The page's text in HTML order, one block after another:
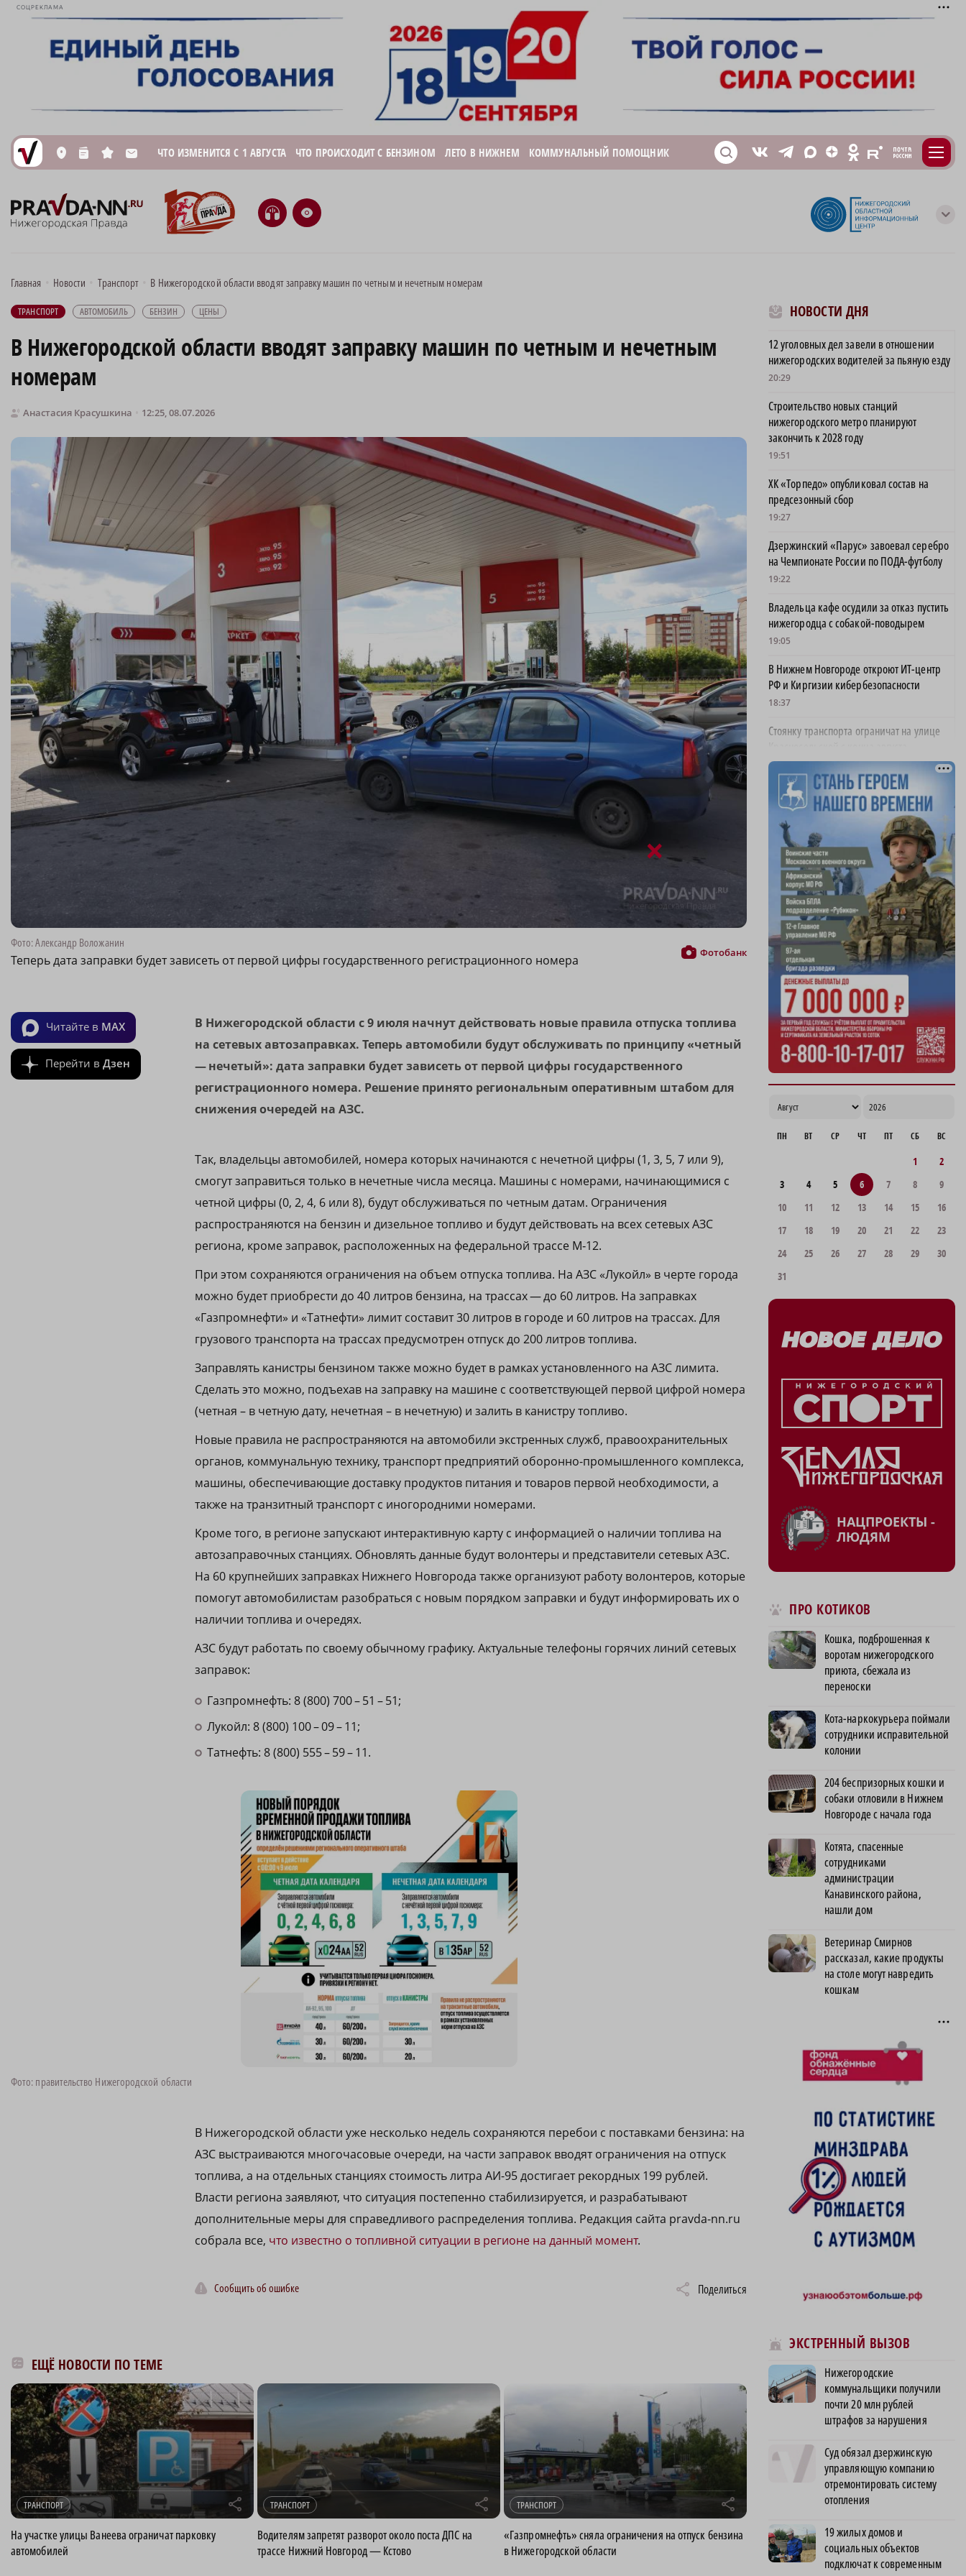
СОЦРЕКЛАМА
L n s M ЧТО ИЗМЕНИТСЯ С 1 АВГУСТА ЧТО ПРОИСХОДИТ С БЕНЗИНОМ ЛЕТО В НИЖНЕМ КОММУНАЛЬНЫЙ ПОМОЩНИК S V T X Z O E m
H e с
Главная Новости Транспорт В Нижегородской области вводят заправку машин по четным и нечетным номерам
ТРАНСПОРТ АВТОМОБИЛЬ БЕНЗИН ЦЕНЫ
В Нижегородской области вводят заправку машин по четным и нечетным
номерам
Анастасия Красушкина 12:25, 08.07.2026
Фото: Александр Воложанин
Теперь дата заправки будет зависеть от первой цифры государственного регистрационного номера Фотобанк
Читайте в MAX
Перейти в Дзен
В Нижегородской области с 9 июля начнут действовать новые правила отпуска топлива
на сетевых автозаправках. Теперь автомобили будут обслуживать по принципу «четный
— нечетый»: дата заправки будет зависеть от первой цифры государственного
регистрационного номера. Решение принято региональным оперативным штабом для
снижения очередей на АЗС.
Так, владельцы автомобилей, номера которых начинаются с нечетной цифры (1, 3, 5, 7 или 9),
смогут заправиться только в нечетные числа месяца. Машины с номерами, начинающимися с
четной цифры (0, 2, 4, 6 или 8), будут обслуживаться по четным датам. Ограничения
распространяются на бензин и дизельное топливо и будут действовать на всех сетевых АЗС
региона, кроме заправок, расположенных на федеральной трассе М‑12.
При этом сохраняются ограничения на объем отпуска топлива. На АЗС «Лукойл» в черте города
можно будет приобрести до 40 литров бензина, на трассах — до 60 литров. На заправках
«Газпромнефти» и «Татнефти» лимит составит 30 литров в городе и 60 литров на трассах. Для
грузового транспорта на трассах предусмотрен отпуск до 200 литров топлива.
Заправлять канистры бензином также можно будет в рамках установленного на АЗС лимита.
Сделать это можно, подъехав на заправку на машине с соответствующей первой цифрой номера
(четная – в четную дату, нечетная – в нечетную) и залить в канистру топливо.
Новые правила не распространяются на автомобили экстренных служб, правоохранительных
органов, коммунальную технику, транспорт предприятий оборонно-промышленного комплекса,
машины, обеспечивающие доставку продуктов питания и товаров первой необходимости, а
также на транзитный транспорт с иногородними номерами.
Кроме того, в регионе запускают интерактивную карту с информацией о наличии топлива на
автозаправочных станциях. Обновлять данные будут волонтеры и представители сетевых АЗС.
На 60 крупнейших заправках Нижнего Новгорода также организуют работу волонтеров, которые
помогут автомобилистам разобраться с новым порядком заправки и будут информировать их о
наличии топлива и очередях.
АЗС будут работать по своему обычному графику. Актуальные телефоны горячих линий сетевых
заправок:
Газпромнефть: 8 (800) 700 – 51 – 51;
Лукойл: 8 (800) 100 – 09 – 11;
Татнефть: 8 (800) 555 – 59 – 11.
Фото: правительство Нижегородской области
В Нижегородской области уже несколько недель сохраняются перебои с поставками бензина: на
АЗС выстраиваются многочасовые очереди, на части заправок вводят ограничения на отпуск
топлива, а на отдельных станциях стоимость литра АИ-95 достигает рекордных 199 рублей.
Власти региона заявляют, что ситуация постепенно стабилизируется, и разрабатывают
дополнительные меры для справедливого распределения топлива. Редакция сайта pravda-nn.ru
собрала все, что известно о топливной ситуации в регионе на данный момент.
Сообщить об ошибке Поделиться
ЕЩЁ НОВОСТИ ПО ТЕМЕ
ТРАНСПОРТ r
На участке улицы Ванеева ограничат парковку
автомобилей
ТРАНСПОРТ r
Водителям запретят разворот около поста ДПС на
трассе Нижний Новгород — Кстово
ТРАНСПОРТ r
«Газпромнефть» сняла ограничения на отпуск бензина
в Нижегородской области
×
НОВОСТИ ДНЯ
12 уголовных дел завели в отношении
нижегородских водителей за пьяную езду
20:29
Строительство новых станций
нижегородского метро планируют
закончить к 2028 году
19:51
ХК «Торпедо» опубликовал состав на
предсезонный сбор
19:27
Дзержинский «Парус» завоевал серебро
на Чемпионате России по ПОДА-футболу
19:22
Владельца кафе осудили за отказ пустить
нижегородца с собакой-поводырем
19:05
В Нижнем Новгороде откроют ИТ-центр
РФ и Киргизии кибербезопасности
18:37
Стоянку транспорта ограничат на улице
18:37
Волонтеры обнаружили заброшенный
дом, в котором живет около 20 собак и
щенков
18:02
В Нижегородской области наградили
более 40 организаций к Дню строителя
17:57
Садыр Жапаров и Глеб Никитин провели
рабочую встречу в Киргизии
17:38
ПН ВТ СР ЧТ ПТ СБ ВС
1
2
3
4 5 6 7 8
9
10
11 12 13 14 15
16
17
18 19 20 21 22
23
24
25 26 27 28 29
30
31
НАЦПРОЕКТЫ -
ЛЮДЯМ
ПРО КОТИКОВ
Кошка, подброшенная к
воротам нижегородского
приюта, сбежала из
переноски
Кота-наркокурьера поймали
сотрудники исправительной
колонии
204 беспризорных кошки и
собаки отловили в Нижнем
Новгороде с начала года
Котята, спасенные
сотрудниками
администрации
Канавинского района,
нашли дом
Ветеринар Смирнов
рассказал, какие продукты
на столе могут навредить
кошкам
ЭКСТРЕННЫЙ ВЫЗОВ
Нижегородские
коммунальщики получили
почти 20 млн рублей
штрафов за нарушения
Суд обязал дзержинскую
управляющую компанию
отремонтировать систему
отопления
19 жилых домов и
социальных объектов
подключат к современным